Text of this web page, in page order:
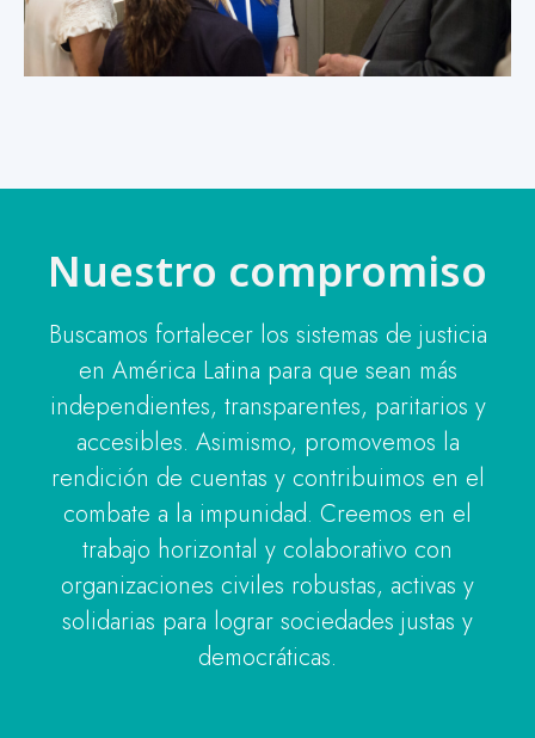
Nuestro compromiso
Buscamos fortalecer los sistemas de justicia
en América Latina para que sean más
independientes, transparentes, paritarios y
accesibles. Asimismo, promovemos la
rendición de cuentas y contribuimos en el
combate a la impunidad. Creemos en el
trabajo horizontal y colaborativo con
organizaciones civiles robustas, activas y
solidarias para lograr sociedades justas y
democráticas.